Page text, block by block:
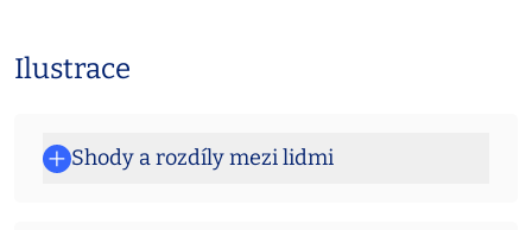
Ilustrace
Shody a rozdíly mezi lidmi